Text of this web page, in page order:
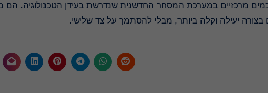
מרכזיים במערכת המסחר החדשנית שנדרשת בעידן הטכנולוגיה. הם
בצורה יעילה וקלה ביותר, מבלי להסתמך על צד שלישי.